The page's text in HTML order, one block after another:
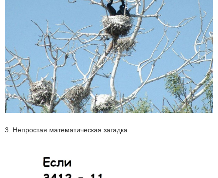
3. Непростая математическая загадка